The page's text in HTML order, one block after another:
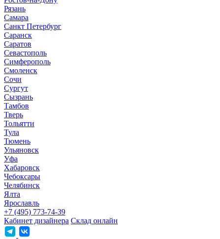
Рязань
Самара
Санкт Петербург
Саранск
Саратов
Севастополь
Симферополь
Смоленск
Сочи
Сургут
Сызрань
Тамбов
Тверь
Тольятти
Тула
Тюмень
Ульяновск
Уфа
Хабаровск
Чебоксары
Челябинск
Ялта
Ярославль
+7 (495) 773-74-39
Кабинет дизайнера Склад онлайн